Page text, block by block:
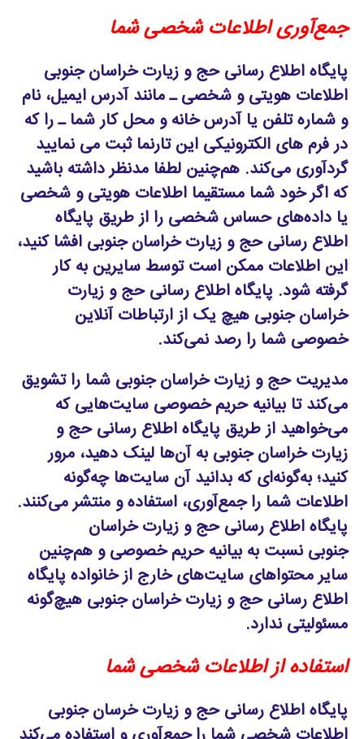
جمع‌آوری اطلاعات شخصی شما
پایگاه اطلاع رسانی حج و زیارت خراسان جنوبی
اطلاعات هویتی و شخصی ـ مانند آدرس ایمیل، نام
و شماره تلفن یا آدرس خانه و محل کار شما ـ را که
در فرم های الکترونیکی این تارنما ثبت می نمایید
گردآوری می‌کند. هم‌چنین لطفا مدنظر داشته باشید
که اگر خود شما مستقیما اطلاعات هویتی و شخصی
یا داده‌های حساس شخصی را از طریق پایگاه
اطلاع رسانی حج و زیارت خراسان جنوبی افشا کنید،
این اطلاعات ممکن است توسط سایرین به کار
گرفته شود. پایگاه اطلاع رسانی حج و زیارت
خراسان جنوبی هیچ یک از ارتباطات آنلاین
خصوصی شما را رصد نمی‌کند.
مدیریت حج و زیارت خراسان جنوبی شما را تشویق
می‌کند تا بیانیه حریم خصوصی سایت‌هایی که
می‌خواهید از طریق پایگاه اطلاع رسانی حج و
زیارت خراسان جنوبی به آن‌ها لینک دهید، مرور
کنید؛ به‌گونه‌ای که بدانید آن سایت‌ها چه‌گونه
اطلاعات شما را جمع‌آوری، استفاده و منتشر می‌کنند.
پایگاه اطلاع رسانی حج و زیارت خراسان
جنوبی نسبت به بیانیه حریم خصوصی و هم‌چنین
سایر محتواهای سایت‌های خارج از خانواده پایگاه
اطلاع رسانی حج و زیارت خراسان جنوبی هیچ‌گونه
مسئولیتی ندارد.
استفاده از اطلاعات شخصی شما
پایگاه اطلاع رسانی حج و زیارت خرسان جنوبی